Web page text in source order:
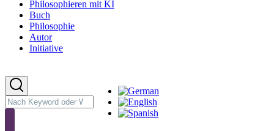
navigation
Philosophieren mit KI
Buch
Philosophie
Autor
Initiative
Suche